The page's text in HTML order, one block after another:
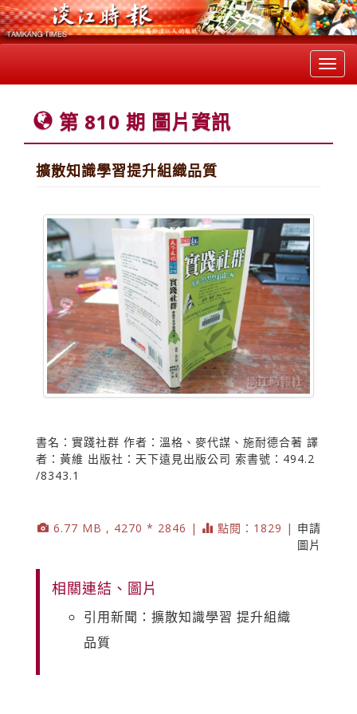
第 810 期 圖片資訊
擴散知識學習提升組織品質
書名：實踐社群 作者：溫格、麥代謀、施耐德合著 譯
者：黃維 出版社：天下遠見出版公司 索書號：494.2
/8343.1
6.77 MB , 4270 * 2846 | 點閱：1829 | 申請
圖片
相關連結、圖片
引用新聞：擴散知識學習 提升組織
品質